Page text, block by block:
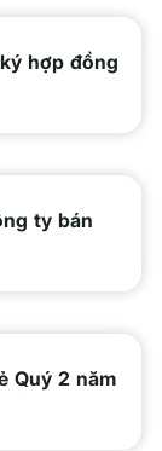
hợp đồng
ty bán
Quý 2 năm